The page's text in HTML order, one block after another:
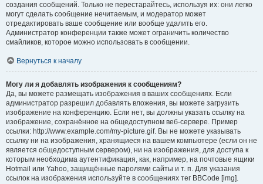
создания сообщений. Только не перестарайтесь, используя их: они легко
могут сделать сообщение нечитаемым, и модератор может
отредактировать ваше сообщение или вообще удалить его.
Администратор конференции также может ограничить количество
смайликов, которое можно использовать в сообщении.
Вернуться к началу
Могу ли я добавлять изображения к сообщениям?
Да, вы можете размещать изображения в ваших сообщениях. Если
администратор разрешил добавлять вложения, вы можете загрузить
изображение на конференцию. Если нет, вы должны указать ссылку на
изображение, сохранённое на общедоступном веб-сервере. Пример
ссылки: http://www.example.com/my-picture.gif. Вы не можете указывать
ссылку ни на изображения, хранящиеся на вашем компьютере (если он не
является общедоступным сервером), ни на изображения, для доступа к
которым необходима аутентификация, как, например, на почтовые ящики
Hotmail или Yahoo, защищённые паролями сайты и т. п. Для указания
ссылок на изображения используйте в сообщениях тег BBCode [img].